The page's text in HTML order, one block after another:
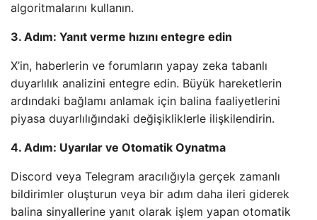
algoritmalarını kullanın.
3. Adım: Yanıt verme hızını entegre edin
X’in, haberlerin ve forumların yapay zeka tabanlı
duyarlılık analizini entegre edin. Büyük hareketlerin
ardındaki bağlamı anlamak için balina faaliyetlerini
piyasa duyarlılığındaki değişikliklerle ilişkilendirin.
4. Adım: Uyarılar ve Otomatik Oynatma
Discord veya Telegram aracılığıyla gerçek zamanlı
bildirimler oluşturun veya bir adım daha ileri giderek
balina sinyallerine yanıt olarak işlem yapan otomatik